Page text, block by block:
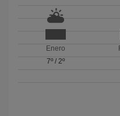
Enero
7º/ 2º